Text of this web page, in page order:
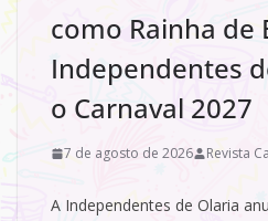
como Rainha de
Independentes
o Carnaval 2027
7 de agosto de 2026 Revista
A Independentes de Olaria